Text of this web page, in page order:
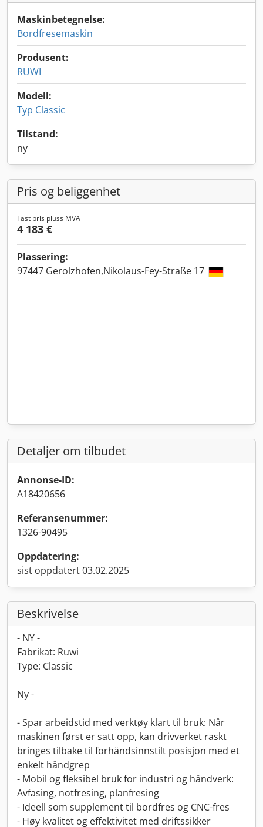
Maskinbetegnelse:
Bordfresemaskin
Produsent:
RUWI
Modell:
Typ Classic
Tilstand:
ny
Pris og beliggenhet
Fast pris pluss MVA
4 183 €
Plassering:
97447 Gerolzhofen,Nikolaus-Fey-Straße 17
Detaljer om tilbudet
Annonse-ID:
A18420656
Referansenummer:
1326-90495
Oppdatering:
sist oppdatert 03.02.2025
Beskrivelse
- NY -
Fabrikat: Ruwi
Type: Classic
Ny -
- Spar arbeidstid med verktøy klart til bruk: Når
maskinen først er satt opp, kan drivverket raskt
bringes tilbake til forhåndsinnstilt posisjon med et
enkelt håndgrep
- Mobil og fleksibel bruk for industri og håndverk:
Avfasing, notfresing, planfresing
- Ideell som supplement til bordfres og CNC-fres
- Høy kvalitet og effektivitet med driftssikker